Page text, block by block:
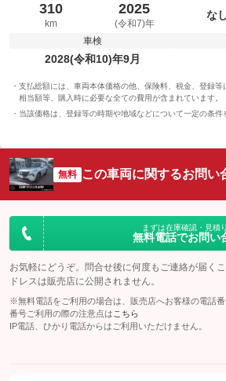
310
km
2025
(令和7)年
な
車検
2028(令和10)年9月
支払総額には、車両本体価格の他、保険料、税金、登録
相当額等、購入時に必要な全ての費用が含まれています。
当該価格は、登録等の時期や地域などについて一定の条件
無料 この車両に関するお問い
まずは在庫確認・見積
無料電話でお問い
お気軽にどうぞ。問合せ後に何度もご連絡が届く
ドレスは販売店に公開されません。
※無料電話をご利用の場合は、販売店へお客様の電話
番号ご利用の際の注意点は こちら
IP電話、ひかり電話からはご利用いただけません。